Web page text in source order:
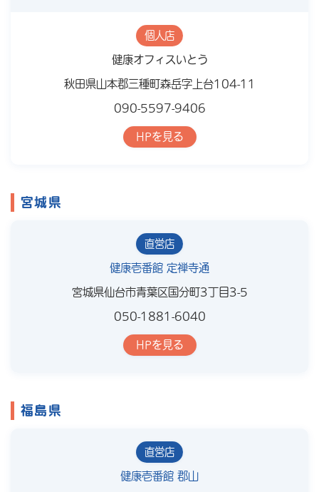
個人店
健康オフィスいとう
秋田県山本郡三種町森岳字上台104-11
090-5597-9406
HPを見る
宮城県
直営店
健康壱番館 定禅寺通
宮城県仙台市青葉区国分町3丁目3-5
050-1881-6040
HPを見る
福島県
直営店
健康壱番館 郡山